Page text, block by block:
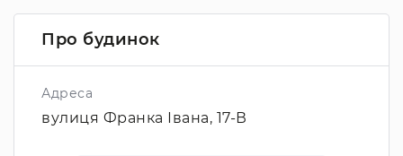
Про будинок
Адреса
вулиця Франка Івана, 17-В